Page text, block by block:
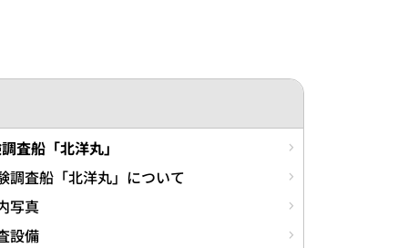
査船「北洋丸」
調査船「北洋丸」について
写真
設備